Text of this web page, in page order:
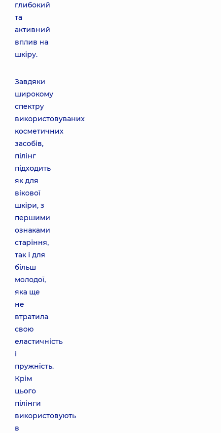
глибокий
та
активний
вплив на
шкіру.
Завдяки
широкому
спектру
використовуваних
косметичних
засобів,
пілінг
підходить
як для
вікової
шкіри, з
першими
ознаками
старіння,
так і для
більш
молодої,
яка ще
не
втратила
свою
еластичність
і
пружність.
Крім
цього
пілінги
використовують
в